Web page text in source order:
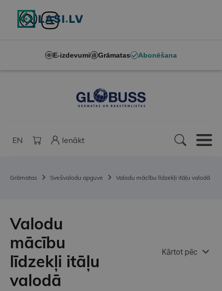
E-izdevumi Grāmatas Abonēšana
EN Ienākt
Grāmatas Svešvalodu apguve Valodu mācību līdzekļi itāļu valodā
Valodu
mācību
līdzekļi itāļu
valodā
Kārtot pēc